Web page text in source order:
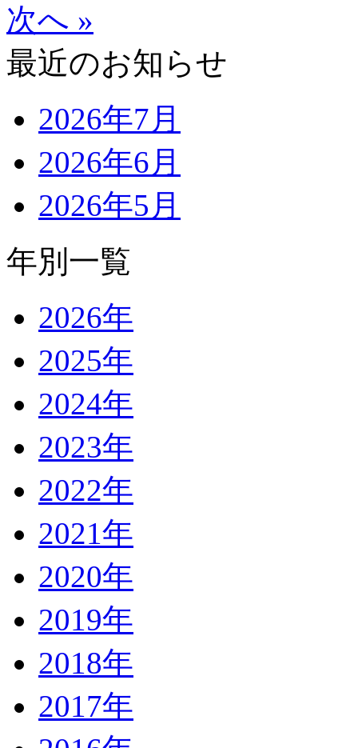
次へ »
最近のお知らせ
2026年7月
2026年6月
2026年5月
年別一覧
2026年
2025年
2024年
2023年
2022年
2021年
2020年
2019年
2018年
2017年